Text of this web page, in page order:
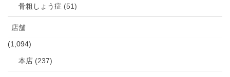
骨粗しょう症 (51)
店舗
(1,094)
本店 (237)